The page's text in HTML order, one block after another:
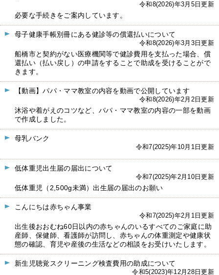
令和8(2026)年3月5日更新
必要な手続きをご案内しています。
母子健康手帳別冊にある健診等の償還払いについて
令和8(2026)年3月3日更新
船橋市と契約がない医療機関等で健診費用を支払った場合、償
還払い（払い戻し）の申請をすることで助成を受けることがで
きます。
【動画】パパ・ママ教室の内容を動画で公開しています
令和8(2026)年2月2日更新
沐浴や着がえのコツなど、パパ・ママ教室の内容の一部を動画
で作成しました。
母乳バンク
令和7(2025)年10月1日更新
低体重児出生届の届出について
令和7(2025)年2月10日更新
低体重児（2,500g未満）出生届の届出のお願い
こんにちは赤ちゃん事業
令和7(2025)年2月1日更新
出生後おおむね60日以内の赤ちゃんのいるすべてのご家庭に助
産師、保健師、看護師が訪問し、赤ちゃんの体重測定や健康状
態の確認、育児や産後の生活などの相談をお受けいたします。
新生児聴覚スクリーニング検査費用の助成について
令和5(2023)年12月28日更新